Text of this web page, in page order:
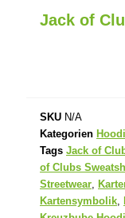
Jack of
SKU N/A
Kategorien
Tags Jack of
of Clubs
Streetwear
Kartensymbolik